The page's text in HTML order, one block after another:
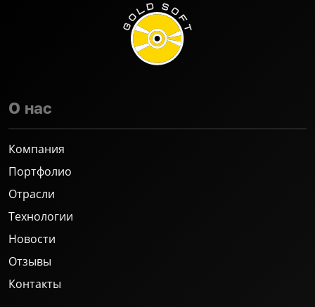
О нас
Компания
Портфолио
Отрасли
Технологии
Новости
Отзывы
Контакты